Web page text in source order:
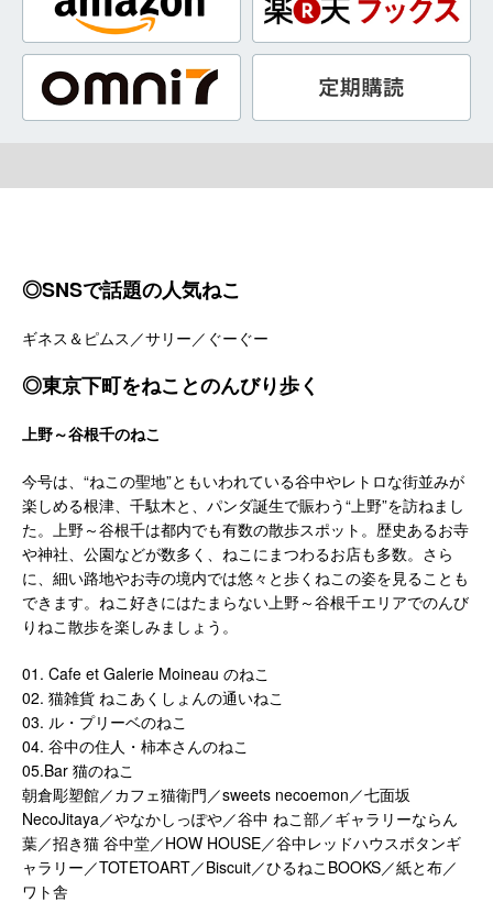
◎SNSで話題の人気ねこ
ギネス＆ピムス／サリー／ぐーぐー
◎東京下町をねことのんびり歩く
上野～谷根千のねこ
今号は、“ねこの聖地”ともいわれている谷中やレトロな街並みが
楽しめる根津、千駄木と、パンダ誕生で賑わう“上野”を訪ねまし
た。上野～谷根千は都内でも有数の散歩スポット。歴史あるお寺
や神社、公園などが数多く、ねこにまつわるお店も多数。さら
に、細い路地やお寺の境内では悠々と歩くねこの姿を見ることも
できます。ねこ好きにはたまらない上野～谷根千エリアでのんび
りねこ散歩を楽しみましょう。
01. Cafe et Galerie Moineau のねこ
02. 猫雑貨 ねこあくしょんの通いねこ
03. ル・プリーベのねこ
04. 谷中の住人・柿本さんのねこ
05.Bar 猫のねこ
朝倉彫塑館／カフェ猫衛門／sweets necoemon／七面坂
NecoJitaya／やなかしっぽや／谷中 ねこ部／ギャラリーならん
葉／招き猫 谷中堂／HOW HOUSE／谷中レッドハウスボタンギ
ャラリー／TOTETOART／Biscuit／ひるねこBOOKS／紙と布／
ワト舎